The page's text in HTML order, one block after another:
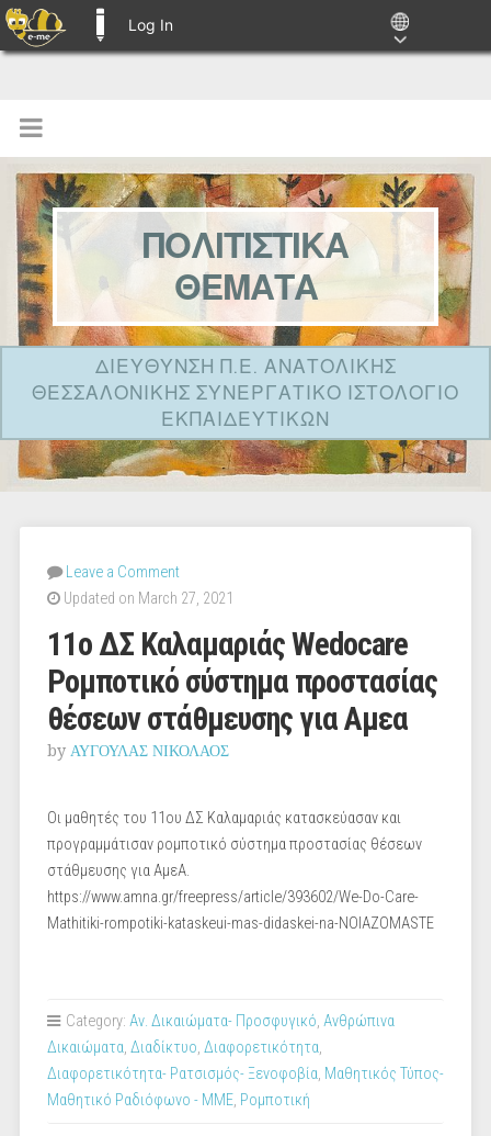
Log In
ΠΟΛΙΤΙΣΤΙΚΑ
ΘΕΜΑΤΑ
ΔΙΕΥΘΥΝΣΗ Π.Ε. ΑΝΑΤΟΛΙΚΗΣ
ΘΕΣΣΑΛΟΝΙΚΗΣ ΣΥΝΕΡΓΑΤΙΚΟ ΙΣΤΟΛΟΓΙΟ
ΕΚΠΑΙΔΕΥΤΙΚΩΝ
Leave a Comment
Updated on March 27, 2021
11ο ΔΣ Καλαμαριάς Wedocare
Ρομποτικό σύστημα προστασίας
θέσεων στάθμευσης για Αμεα
by ΑΥΓΟΥΛΑΣ ΝΙΚΟΛΑΟΣ
Οι μαθητές του 11ου ΔΣ Καλαμαριάς κατασκεύασαν και
προγραμμάτισαν ρομποτικό σύστημα προστασίας θέσεων
στάθμευσης για ΑμεΑ.
https://www.amna.gr/freepress/article/393602/We-Do-Care-
Mathitiki-rompotiki-kataskeui-mas-didaskei-na-NOIAZOMASTE
Category: Αν. Δικαιώματα- Προσφυγικό, Ανθρώπινα
Δικαιώματα, Διαδίκτυο, Διαφορετικότητα,
Διαφορετικότητα- Ρατσισμός- Ξενοφοβία, Μαθητικός Τύπος-
Μαθητικό Ραδιόφωνο - ΜΜΕ, Ρομποτική